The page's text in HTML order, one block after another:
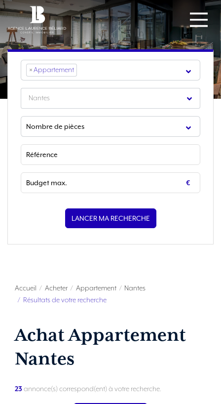
×Appartement
Nantes
LANCER MA RECHERCHE
Accueil Acheter Appartement
Nantes
Résultats de votre recherche
Achat Appartement
Nantes
23 annonce(s) correspond(ent) à votre recherche.